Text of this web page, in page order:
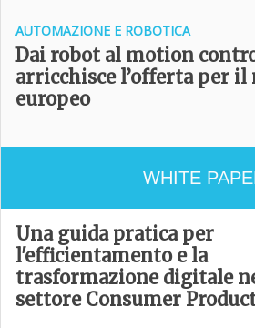
AUTOMAZIONE E ROBOTICA
Dai robot al motion
arricchisce l’offerta per il
europeo
WHITE
Una guida pratica per
l'efficientamento e la
trasformazione digitale
settore Consumer